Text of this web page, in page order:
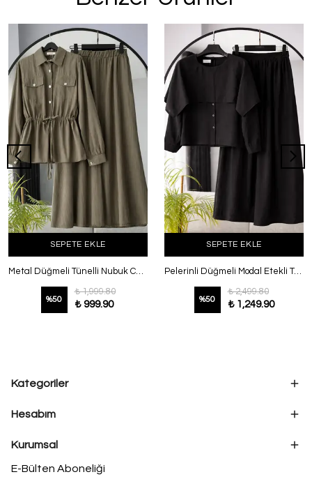
SEPETE EKLE
Metal Düğmeli Tünelli Nubuk Cupra Etekli Takım Haki
%50
₺ 1,999.80
₺ 999.90
SEPETE EKLE
Pelerinli Düğmeli Modal Etekli Takım Siyah
%50
₺ 2,499.80
₺ 1,249.90
Kategoriler
Hesabım
Kurumsal
E-Bülten Aboneliği